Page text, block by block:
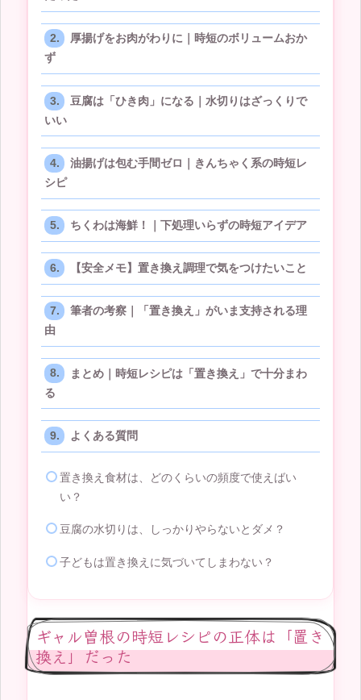
厚揚げをお肉がわりに｜時短のボリュームおか
ず
豆腐は「ひき肉」になる｜水切りはざっくりで
いい
油揚げは包む手間ゼロ｜きんちゃく系の時短レ
シピ
ちくわは海鮮！｜下処理いらずの時短アイデア
【安全メモ】置き換え調理で気をつけたいこと
筆者の考察｜「置き換え」がいま支持される理
由
まとめ｜時短レシピは「置き換え」で十分まわ
る
よくある質問
置き換え食材は、どのくらいの頻度で使えばい
い？
豆腐の水切りは、しっかりやらないとダメ？
子どもは置き換えに気づいてしまわない？
ギャル曽根の時短レシピの正体は「置き
換え」だった